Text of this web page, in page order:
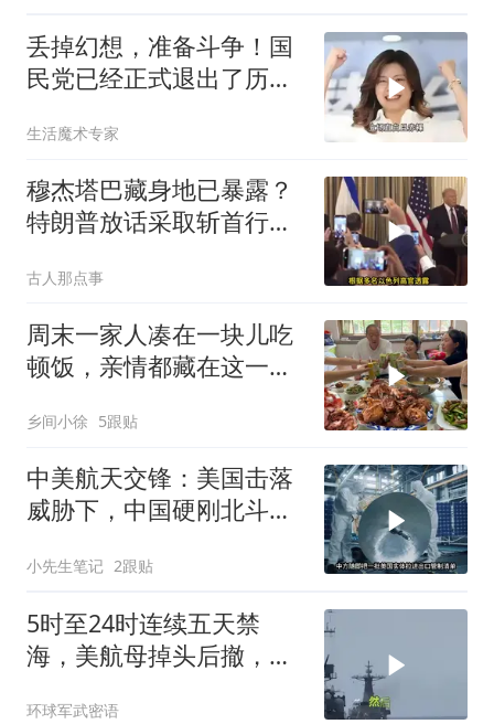
丢掉幻想，准备斗争！国
民党已经正式退出了历史
生活魔术专家
穆杰塔巴藏身地已暴露？
特朗普放话采取斩首行
古人那点事
周末一家人凑在一块儿吃
顿饭，亲情都藏在这一饭
乡间小徐 5跟贴
中美航天交锋：美国击落
威胁下，中国硬刚北斗升
小先生笔记 2跟贴
5时至24时连续五天禁
海，美航母掉头后撤，黄
环球军武密语